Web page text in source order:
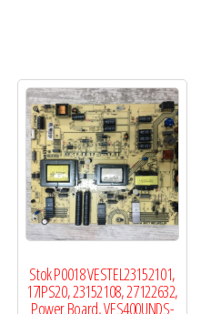
Stok P0018 VESTEL23152101,
17IPS20, 23152108, 27122632,
Power Board, VES400UNDS-